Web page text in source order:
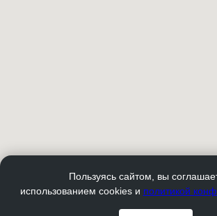
Пользуясь сайтом, вы
использованием cookies и политикой